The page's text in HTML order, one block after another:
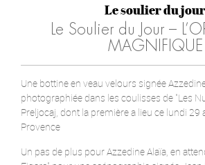
Le soulier du jour
Le Soulier du Jour –
MAGNIFIQUE
Une bottine en veau velours signée
photographiée dans les coulisses de "Les
Preljocaj, dont la première a lieu ce lundi 29
Provence
Un pas de plus pour Azzedine Alaïa, en